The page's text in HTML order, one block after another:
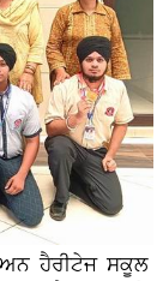
ਹੈਰੀਟੇਜ ਸਕੂਲ